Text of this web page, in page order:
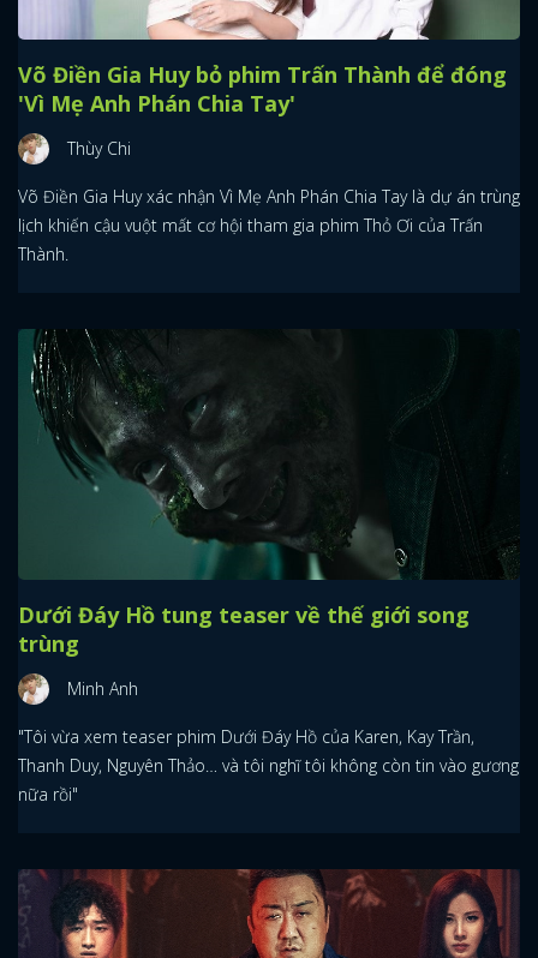
Võ Điền Gia Huy bỏ phim Trấn Thành để đóng
'Vì Mẹ Anh Phán Chia Tay'
Thùy Chi
Võ Điền Gia Huy xác nhận Vì Mẹ Anh Phán Chia Tay là dự án trùng
lịch khiến cậu vuột mất cơ hội tham gia phim Thỏ Ơi của Trấn
Thành.
Dưới Đáy Hồ tung teaser về thế giới song
trùng
Minh Anh
"Tôi vừa xem teaser phim Dưới Đáy Hồ của Karen, Kay Trần,
Thanh Duy, Nguyên Thảo… và tôi nghĩ tôi không còn tin vào gương
nữa rồi"